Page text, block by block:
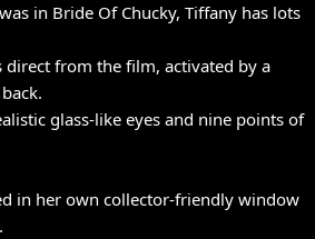
in Bride Of Chucky, Tiffany has lots
direct from the film, activated by a
glass-like eyes and nine points of
in her own collector-friendly window